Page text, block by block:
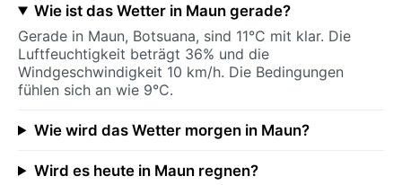
Wie ist das Wetter in Maun gerade?
Gerade in Maun, Botsuana, sind 11°C mit klar. Die
Luftfeuchtigkeit beträgt 36% und die
Windgeschwindigkeit 10 km/h. Die Bedingungen
fühlen sich an wie 9°C.
Wie wird das Wetter morgen in Maun?
Wird es heute in Maun regnen?